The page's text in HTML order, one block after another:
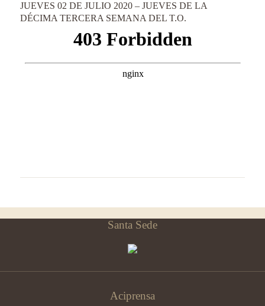
JUEVES 02 DE JULIO 2020 – JUEVES DE LA
DÉCIMA TERCERA SEMANA DEL T.O.
Santa Sede
Aciprensa